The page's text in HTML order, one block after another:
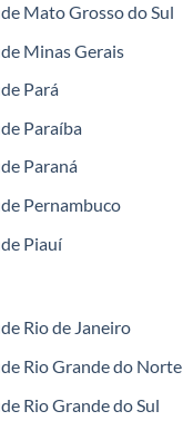
Mato Grosso do Sul
Minas Gerais
Pará
Paraíba
Paraná
Pernambuco
Piauí
Rio de Janeiro
Rio Grande do Norte
Rio Grande do Sul